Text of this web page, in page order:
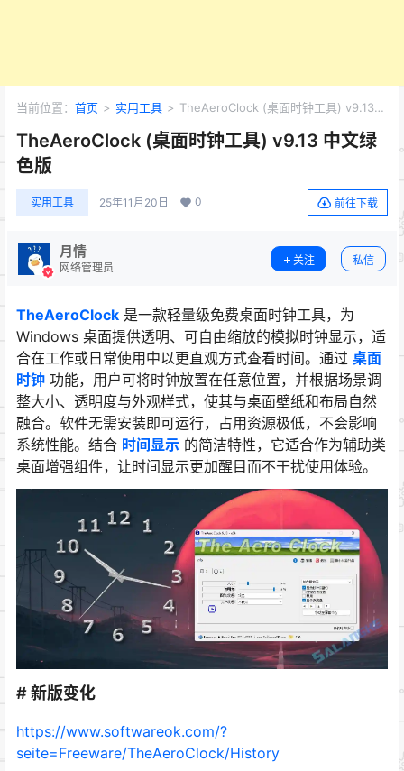
当前位置： 首页 > 实用工具 > TheAeroClock (桌面时钟工具) v9.13
TheAeroClock (桌面时钟工具) v9.13 中文绿
色版
实用工具 25年11月20日 0 前往下载
月情
网络管理员
关注 私信
TheAeroClock 是一款轻量级免费桌面时钟工具，为
Windows 桌面提供透明、可自由缩放的模拟时钟显示，适
合在工作或日常使用中以更直观方式查看时间。通过 桌面
时钟 功能，用户可将时钟放置在任意位置，并根据场景调
整大小、透明度与外观样式，使其与桌面壁纸和布局自然
融合。软件无需安装即可运行，占用资源极低，不会影响
系统性能。结合 时间显示 的简洁特性，它适合作为辅助类
桌面增强组件，让时间显示更加醒目而不干扰使用体验。
# 新版变化
https://www.softwareok.com/?
seite=Freeware/TheAeroClock/History